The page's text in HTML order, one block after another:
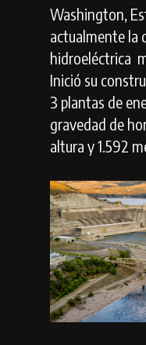
Washington,
actualmente la
hidroeléctrica
Inició su
3 plantas de
gravedad de
altura y 1.592